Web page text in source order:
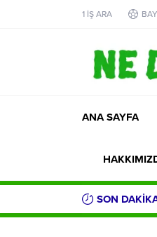
1 İŞ ARA
ANA SAYFA
SON